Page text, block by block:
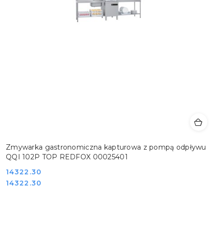
Zmywarka gastronomiczna kapturowa z pompą odpływu
QQI 102P TOP REDFOX 00025401
Cena:
14322.30
Cena:
14322.30